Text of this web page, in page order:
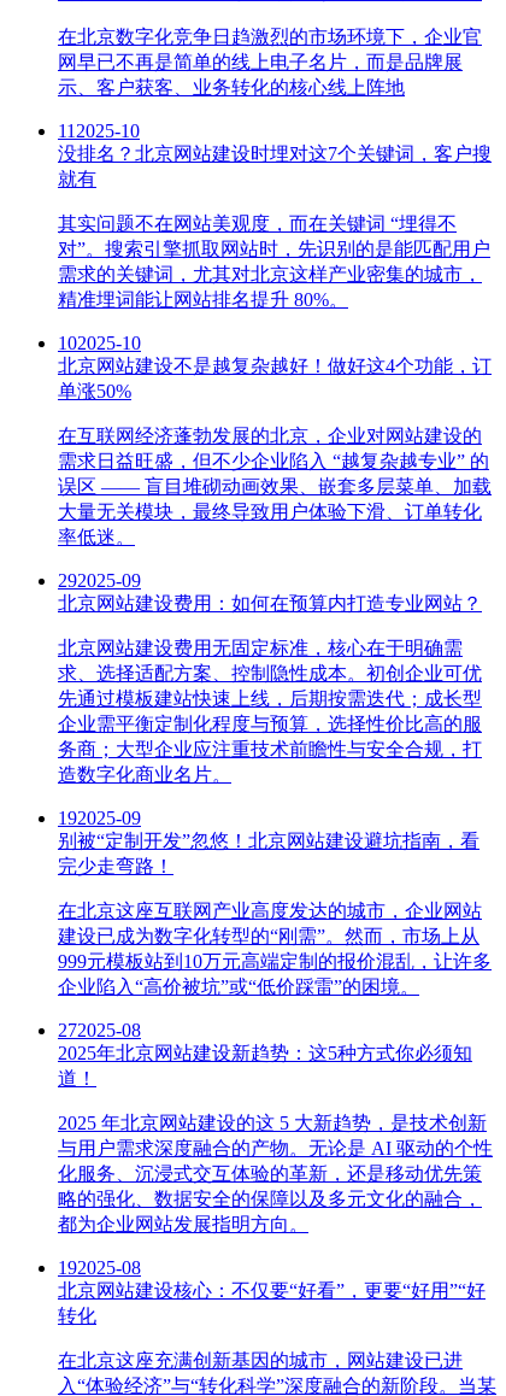
在北京数字化竞争日趋激烈的市场环境下，企业官
网早已不再是简单的线上电子名片，而是品牌展
示、客户获客、业务转化的核心线上阵地
11 2025-10
没排名？北京网站建设时埋对这7个关键词，客户搜
就有
其实问题不在网站美观度，而在关键词 “埋得不
对”。搜索引擎抓取网站时，先识别的是能匹配用户
需求的关键词，尤其对北京这样产业密集的城市，
精准埋词能让网站排名提升 80%。
102025-10
北京网站建设不是越复杂越好！做好这4个功能，订
单涨50%
在互联网经济蓬勃发展的北京，企业对网站建设的
需求日益旺盛，但不少企业陷入 “越复杂越专业” 的
误区 —— 盲目堆砌动画效果、嵌套多层菜单、加载
大量无关模块，最终导致用户体验下滑、订单转化
率低迷。
292025-09
北京网站建设费用：如何在预算内打造专业网站？
北京网站建设费用无固定标准，核心在于明确需
求、选择适配方案、控制隐性成本。初创企业可优
先通过模板建站快速上线，后期按需迭代；成长型
企业需平衡定制化程度与预算，选择性价比高的服
务商；大型企业应注重技术前瞻性与安全合规，打
造数字化商业名片。
192025-09
别被“定制开发”忽悠！北京网站建设避坑指南，看
完少走弯路！
在北京这座互联网产业高度发达的城市，企业网站
建设已成为数字化转型的“刚需”。然而，市场上从
999元模板站到10万元高端定制的报价混乱，让许多
企业陷入“高价被坑”或“低价踩雷”的困境。
272025-08
2025年北京网站建设新趋势：这5种方式你必须知
道！
2025 年北京网站建设的这 5 大新趋势，是技术创新
与用户需求深度融合的产物。无论是 AI 驱动的个性
化服务、沉浸式交互体验的革新，还是移动优先策
略的强化、数据安全的保障以及多元文化的融合，
都为企业网站发展指明方向。
192025-08
北京网站建设核心：不仅要“好看”，更要“好用”“好
转化
在北京这座充满创新基因的城市，网站建设已进
入“体验经济”与“转化科学”深度融合的新阶段。当某